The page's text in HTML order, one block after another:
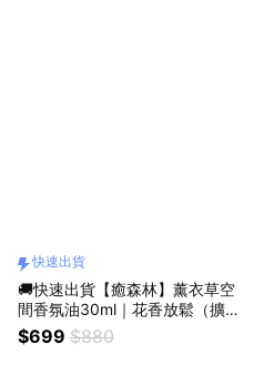
快速出貨
🚚快速出貨【癒森林】薰衣草空
間香氛油30ml｜花香放鬆（擴香
專用／質感香氛／療癒小物／助
眠香氛）
$699 $880